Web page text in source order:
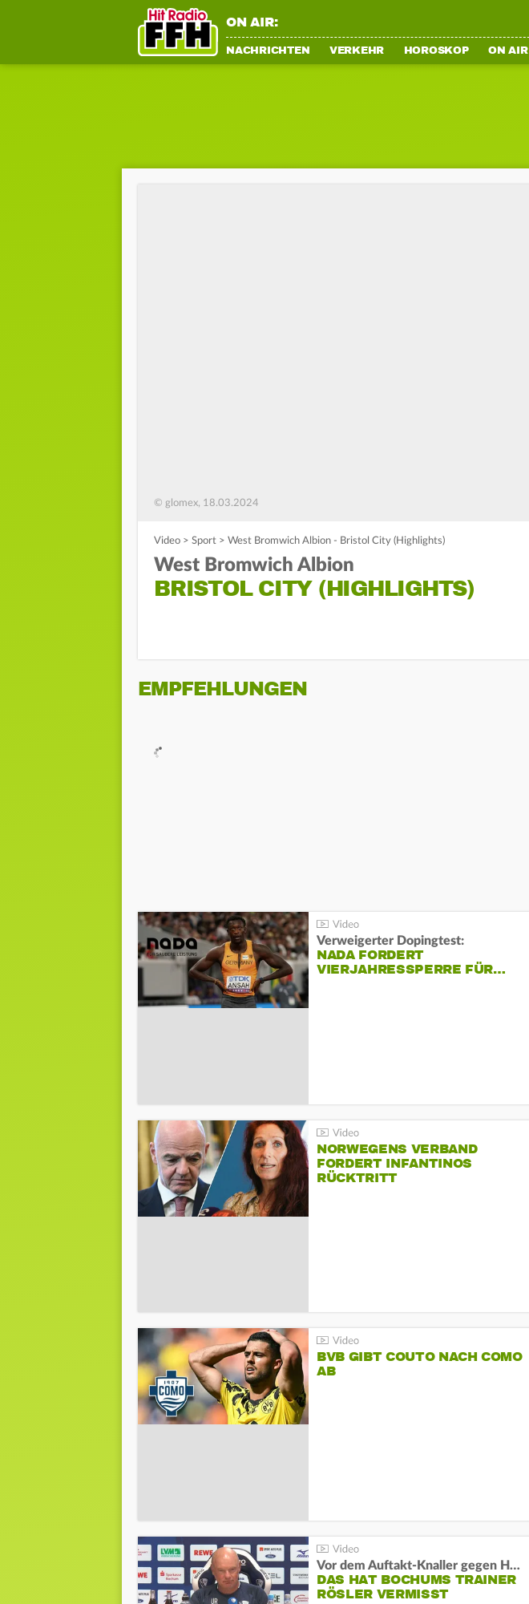
ON AIR:
NACHRICHTEN VERKEHR HOROSKOP ON AIR
© glomex, 18.03.2024
Video > Sport > West Bromwich Albion - Bristol City (Highlights)
West Bromwich Albion
BRISTOL CITY (HIGHLIGHTS)
EMPFEHLUNGEN
Verweigerter Dopingtest:
NADA FORDERT
VIERJAHRESSPERRE FÜR…
NORWEGENS VERBAND
FORDERT INFANTINOS
RÜCKTRITT
BVB GIBT COUTO NACH COMO
AB
Vor dem Auftakt-Knaller gegen Hertha:
DAS HAT BOCHUMS TRAINER
RÖSLER VERMISST